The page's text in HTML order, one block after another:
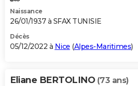
Naissance
26/01/1937 à SFAX TUNISIE
Décès
05/12/2022 à Nice (Alpes-Maritimes)
Eliane BERTOLINO (73 ans)